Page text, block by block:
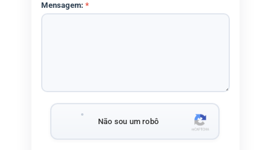
Mensagem:*
Não sou um robô